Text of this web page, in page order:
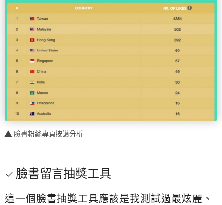
臉書粉絲專頁按讚分析
臉書留言抽獎工具
這一個臉書抽獎工具應該是我測試過最炫麗、